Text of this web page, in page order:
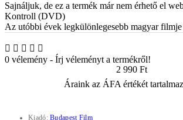
Sajnáljuk, de ez a termék már nem érhető el
Kontroll (DVD)
Az utóbbi évek legkülönlegesebb magyar
0 vélemény - Írj véleményt a termékről!
2 990 Ft
Áraink az ÁFA értékét
Kiadó:Budapest Film